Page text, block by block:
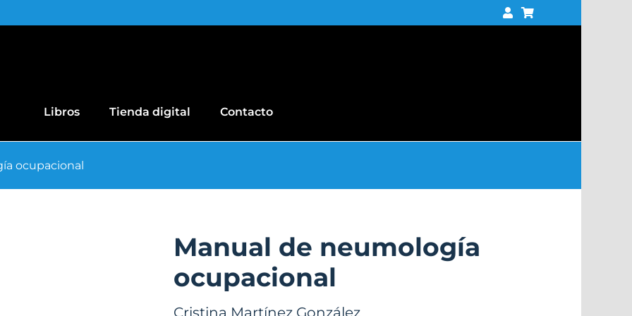
Libros Tienda digital Contacto
ocupacional
Manual de neumología
ocupacional
Cristina Martínez González